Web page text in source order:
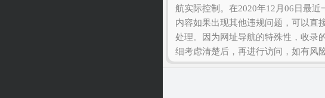
航实际控制。在2020年12月06日最近
内容如果出现其他违规问题，可以直
处理。因为网址导航的特殊性，收录
细考虑清楚后，再进行访问，如有风